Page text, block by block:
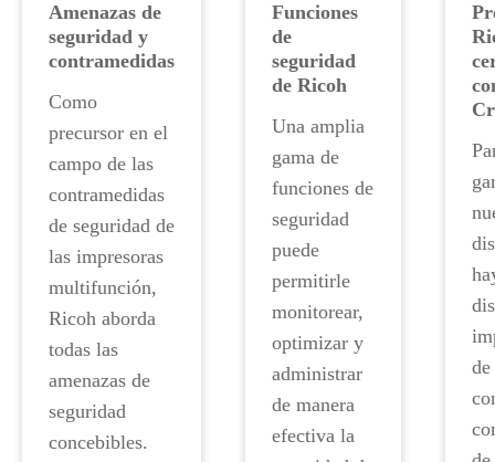
Amenazas de
seguridad y
contramedidas
Como
precursor en el
campo de las
contramedidas
de seguridad de
las impresoras
multifunción,
Ricoh aborda
todas las
amenazas de
seguridad
concebibles.
Funciones
de
seguridad
de Ricoh
Una amplia
gama de
funciones de
seguridad
puede
permitirle
monitorear,
optimizar y
administrar
de manera
efectiva la
de